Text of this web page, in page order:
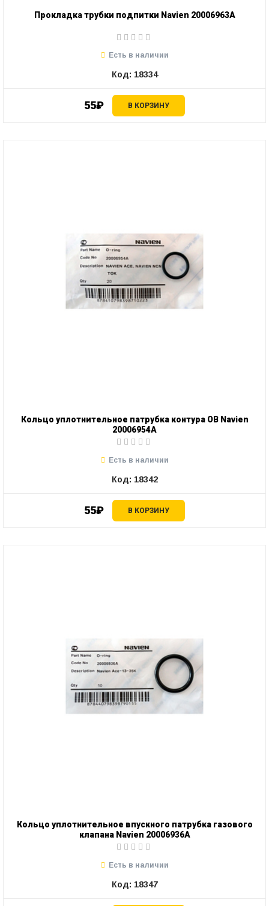
Проклaдка трубки подпитки Navien 20006963A
55₽ В КОРЗИНУ
Есть в наличии
Код: 18334
Кольцо уплотнительное патрубка контура ОВ Navien
20006954А
55₽ В КОРЗИНУ
Есть в наличии
Код: 18342
Кольцо уплотнительное впускного патрубка газового
клапана Navien 20006936А
Есть в наличии
Код: 18347